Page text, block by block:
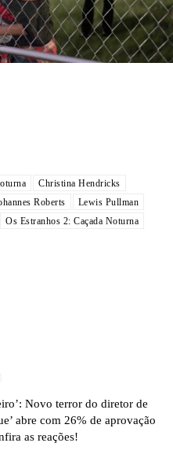
Christina Hendricks
Roberts
Lewis Pullman
Os Estranhos 2: Caçada Noturna
Novo terror do diretor de
abre com 26% de aprovação
as reações!